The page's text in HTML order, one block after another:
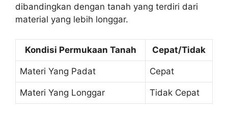
dibandingkan dengan tanah yang terdiri dari
material yang lebih longgar.
Kondisi Permukaan Tanah Cepat/Tidak
Materi Yang Padat Cepat
Materi Yang Longgar Tidak Cepat